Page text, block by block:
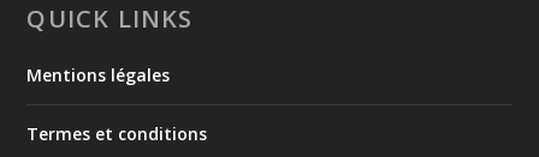
QUICK LINKS
Mentions légales
Termes et conditions